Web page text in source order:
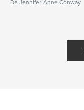
De Jennifer Anne Conway